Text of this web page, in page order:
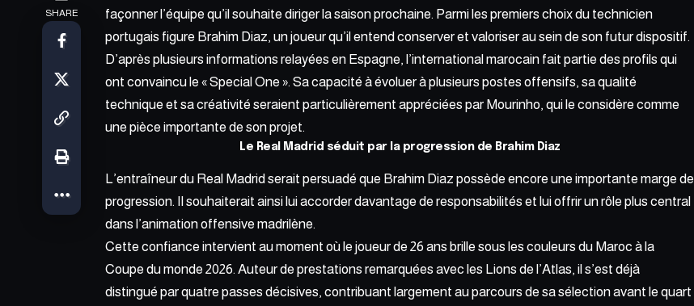
SHARE
façonner l’équipe qu’il souhaite diriger la saison prochaine. Parmi les premiers choix du technicien
portugais figure Brahim Diaz, un joueur qu’il entend conserver et valoriser au sein de son futur dispositif.
D’après plusieurs informations relayées en Espagne, l’international marocain fait partie des profils qui
ont convaincu le « Special One ». Sa capacité à évoluer à plusieurs postes offensifs, sa qualité
technique et sa créativité seraient particulièrement appréciées par Mourinho, qui le considère comme
une pièce importante de son projet.
Le Real Madrid séduit par la progression de Brahim Diaz
L’entraîneur du Real Madrid serait persuadé que Brahim Diaz possède encore une importante marge de
progression. Il souhaiterait ainsi lui accorder davantage de responsabilités et lui offrir un rôle plus central
dans l’animation offensive madrilène.
Cette confiance intervient au moment où le joueur de 26 ans brille sous les couleurs du Maroc à la
Coupe du monde 2026. Auteur de prestations remarquées avec les Lions de l’Atlas, il s’est déjà
distingué par quatre passes décisives, contribuant largement au parcours de sa sélection avant le quart